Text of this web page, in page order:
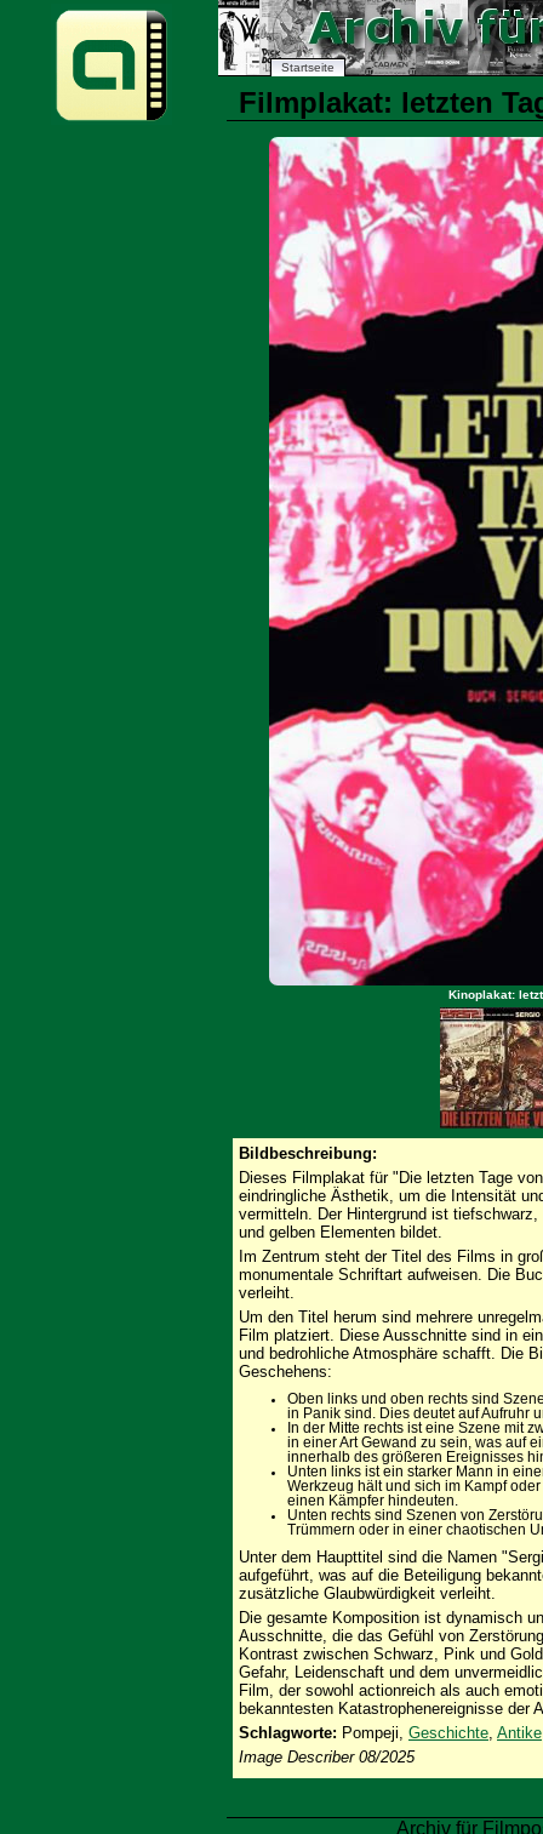
Startseite
Filmplakat: letzten
Kinoplakat:
Bildbeschreibung:
Dieses Filmplakat für "Die letzten Tage
eindringliche Ästhetik, um die Intensität
vermitteln. Der Hintergrund ist
und gelben Elementen bildet.
Im Zentrum steht der Titel des Films in
monumentale Schriftart aufweisen. Die
verleiht.
Um den Titel herum sind mehrere
Film platziert. Diese Ausschnitte sind in
und bedrohliche Atmosphäre schafft. Die
Geschehens:
Oben links und oben rechts sind
in Panik sind. Dies deutet auf Aufruhr
In der Mitte rechts ist eine Szene mit
in einer Art Gewand zu sein, was auf
innerhalb des größeren Ereignisses
Unten links ist ein starker Mann in
Werkzeug hält und sich im Kampf
einen Kämpfer hindeuten.
Unten rechts sind Szenen von
Trümmern oder in einer chaotischen
Unter dem Haupttitel sind die Namen
aufgeführt, was auf die Beteiligung
zusätzliche Glaubwürdigkeit verleiht.
Die gesamte Komposition ist dynamisch
Ausschnitte, die das Gefühl von
Kontrast zwischen Schwarz, Pink und
Gefahr, Leidenschaft und dem
Film, der sowohl actionreich als auch
bekanntesten Katastrophenereignisse der
Schlagworte: Pompeji, Geschichte, Antike
Image Describer 08/2025
Archiv für